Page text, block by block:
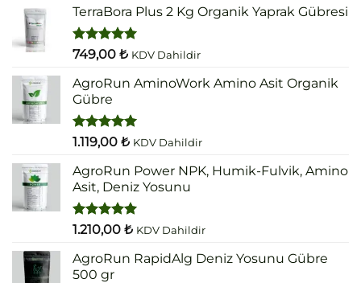
aldı
TerraBora Plus 2 Kg Organik Yaprak Gübresi
5 üzerinden
oy
aldı
749,00 ₺ KDV Dahildir
AgroRun AminoWork Amino Asit Organik
Gübre
5 üzerinden
oy
aldı
1.119,00 ₺ KDV Dahildir
AgroRun Power NPK, Humik-Fulvik, Amino
Asit, Deniz Yosunu
5 üzerinden
oy
aldı
1.210,00 ₺ KDV Dahildir
AgroRun RapidAlg Deniz Yosunu Gübre
500 gr